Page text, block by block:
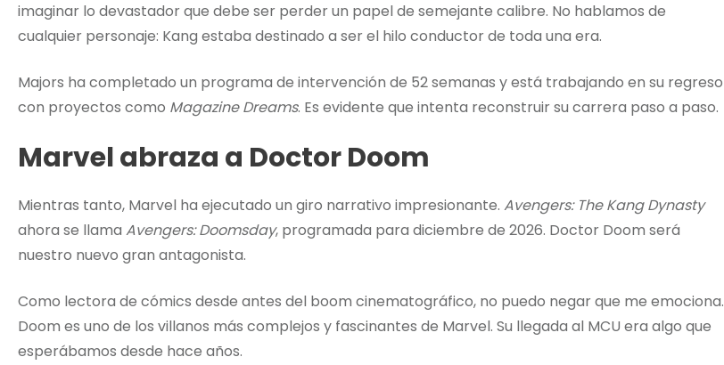
imaginar lo devastador que debe ser perder un papel de semejante calibre. No hablamos de
cualquier personaje: Kang estaba destinado a ser el hilo conductor de toda una era.
Majors ha completado un programa de intervención de 52 semanas y está trabajando en su regreso
con proyectos como Magazine Dreams. Es evidente que intenta reconstruir su carrera paso a paso.
Marvel abraza a Doctor Doom
Mientras tanto, Marvel ha ejecutado un giro narrativo impresionante. Avengers: The Kang Dynasty
ahora se llama Avengers: Doomsday, programada para diciembre de 2026. Doctor Doom será
nuestro nuevo gran antagonista.
Como lectora de cómics desde antes del boom cinematográfico, no puedo negar que me emociona.
Doom es uno de los villanos más complejos y fascinantes de Marvel. Su llegada al MCU era algo que
esperábamos desde hace años.